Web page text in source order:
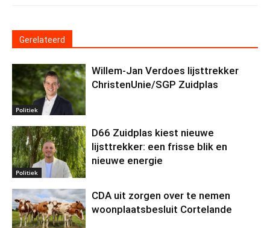
Gerelateerd
Politiek
Willem‑Jan Verdoes lijsttrekker
ChristenUnie/SGP Zuidplas
Politiek
D66 Zuidplas kiest nieuwe
lijsttrekker: een frisse blik en
nieuwe energie
CDA uit zorgen over te nemen
woonplaatsbesluit Cortelande